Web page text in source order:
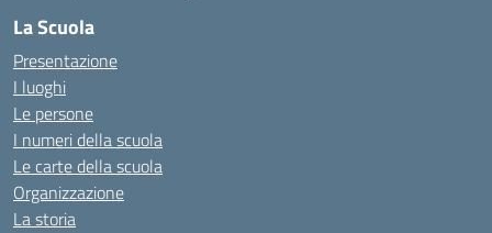
La Scuola
Presentazione
I luoghi
Le persone
I numeri della scuola
Le carte della scuola
Organizzazione
La storia